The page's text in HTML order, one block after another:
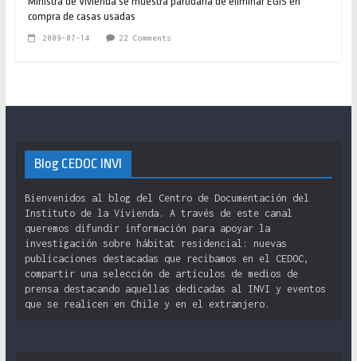
compra de casas usadas
2009-07-14 22 Comments
Blog CEDOC INVI
Bienvenidos al blog del Centro de Documentación del
Instituto de la Vivienda. A través de este canal
queremos difundir información para apoyar la
investigación sobre hábitat residencial: nuevas
publicaciones destacadas que recibamos en el CEDOC,
compartir una selección de artículos de medios de
prensa destacando aquellas dedicadas al INVI y eventos
que se realicen en Chile y en el extranjero.